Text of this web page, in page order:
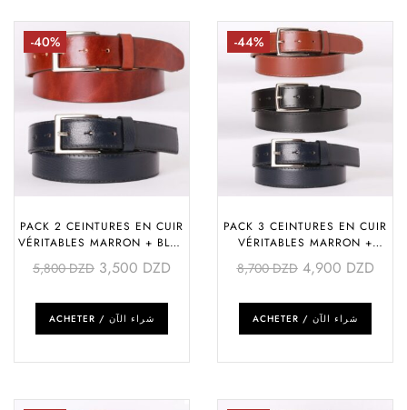
-40%
PACK 2 CEINTURES EN CUIR
VÉRITABLES MARRON + BLEU
(MAT + TEXTURÉE)
5,800DZD 3,500 DZD
ACHETER / شراء الآن
-44%
PACK 3 CEINTURES EN CUIR
VÉRITABLES MARRON +
NOIRE + BLEU (COUSUES
GLACÉES + TEXTURÉE)
8,700DZD 4,900 DZD
ACHETER / شراء الآن